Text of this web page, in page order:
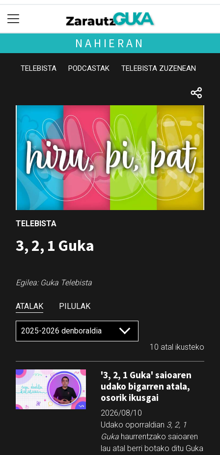
NAHIERAN
TELEBISTA PODCASTAK TELEBISTA ZUZENEAN
TELEBISTA
3, 2, 1 Guka
Egilea: Guka Telebista
ATALAK PILULAK
10 atal ikusteko
'3, 2, 1 Guka' saioaren
udako bigarren atala,
osorik ikusgai
2026/08/10
Udako oporraldian 3, 2, 1
Gukahaurrentzako saioaren
lau atal berri botako ditu Guka